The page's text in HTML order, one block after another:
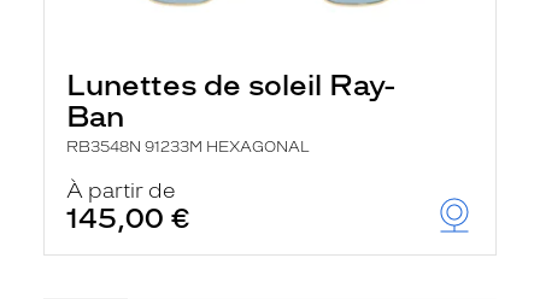
Lunettes de soleil Ray-
Ban
RB3548N 91233M HEXAGONAL
À partir de
145,00 €